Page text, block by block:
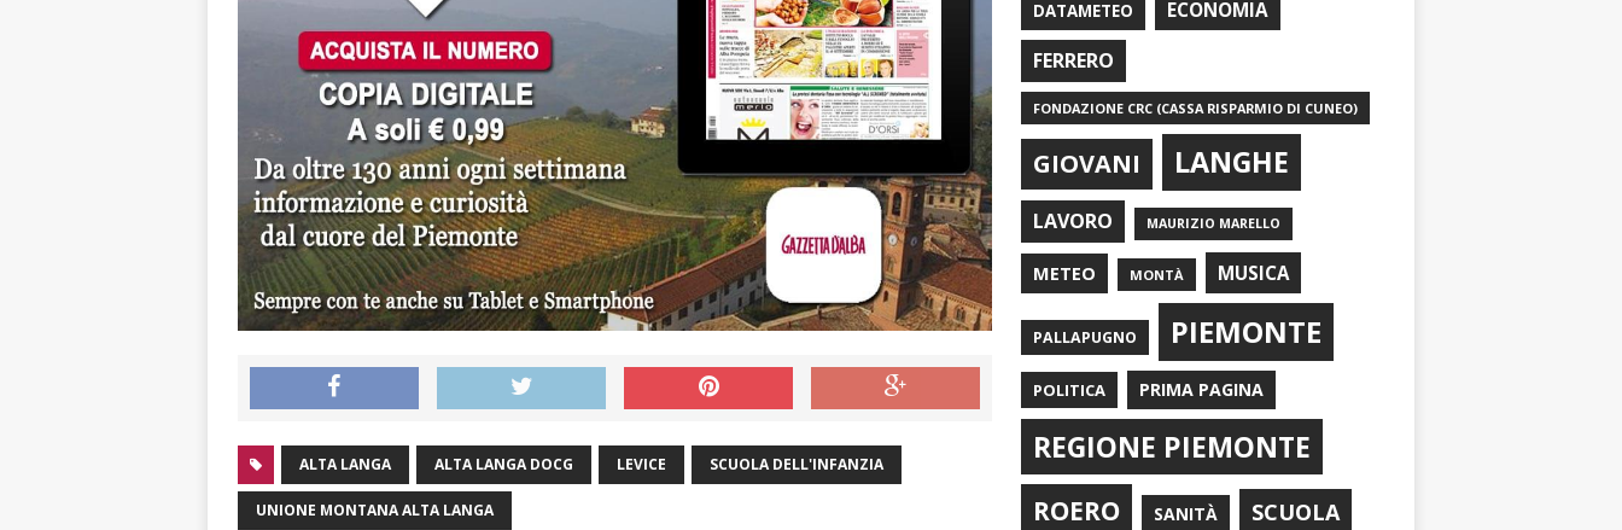
ALTA LANGA ALTA LANGA DOCG LEVICE SCUOLA DELL'INFANZIA
UNIONE MONTANA ALTA LANGA
DATAMETEO ECONOMIA
FERRERO
FONDAZIONE CRC (CASSA RISPARMIO DI CUNEO)
GIOVANI LANGHE
LAVORO MAURIZIO MARELLO
METEO MONTÀ MUSICA
PALLAPUGNO PIEMONTE
POLITICA PRIMA PAGINA
REGIONE PIEMONTE
ROERO SANITÀ SCUOLA